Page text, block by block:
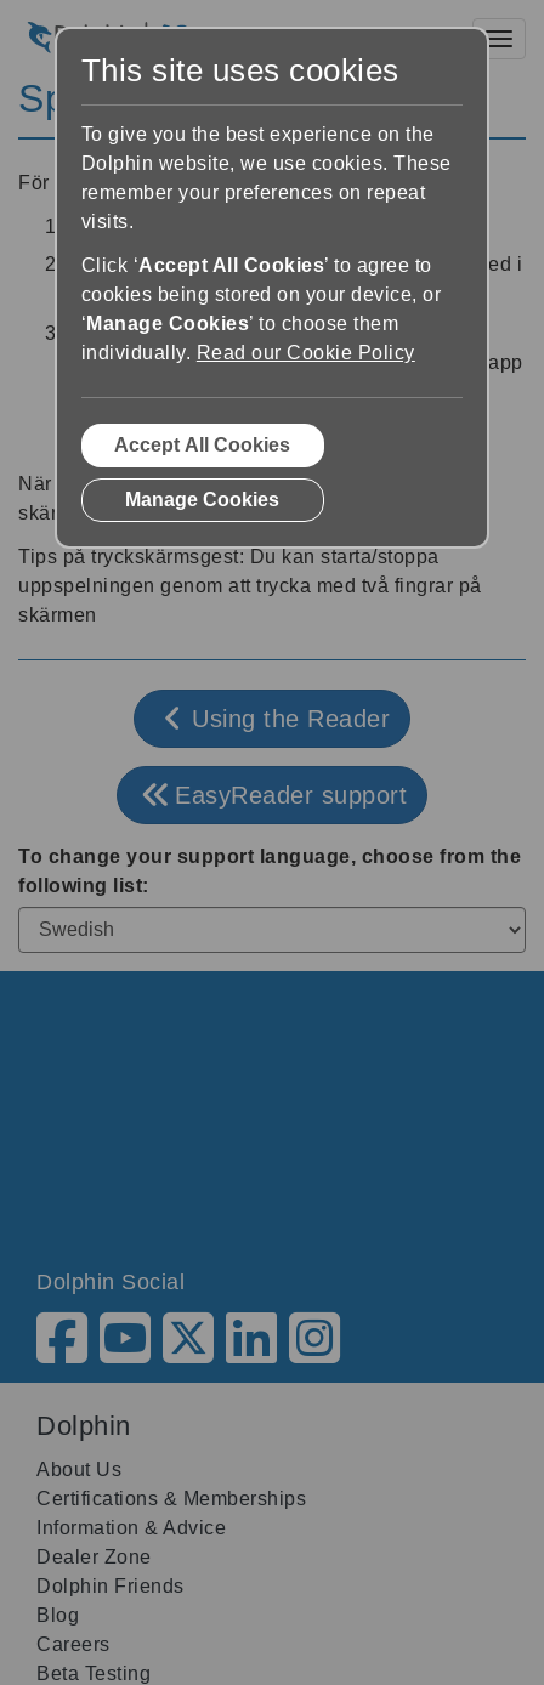
Spela och pausa
För att läsa en bok:
Öppna en bok i Läsaren
Tryck knappen ‘Spela’
placerad längst ned i
mitten på Läsaren för att starta uppspelning
När EasyReader spelar upp innehåll ändrar
knappen skepnad från ‘Spela’ till en ’Paus’-knapp
. Använd knappen ‘Paus’ för att stoppa
uppspelningen.
När EasyReader spelar upp innehåll kan du låsa
skärmen och fortsätta lyssna med hörlurar.
Tips på tryckskärmsgest: Du kan starta/stoppa
uppspelningen genom att trycka med två fingrar på
skärmen
Using the Reader
EasyReader support
To change your support language, choose from the
following list:
Dolphin Social
Dolphin
About Us
Certifications & Memberships
Information & Advice
Dealer Zone
Dolphin Friends
Blog
Careers
Beta Testing
This site uses cookies
To give you the best experience on the
Dolphin website, we use cookies. These
remember your preferences on repeat
visits.
Click ‘Accept All Cookies’ to agree to
cookies being stored on your device, or
‘ Manage Cookies’ to choose them
individually. Read our Cookie Policy
Accept All Cookies
Manage Cookies